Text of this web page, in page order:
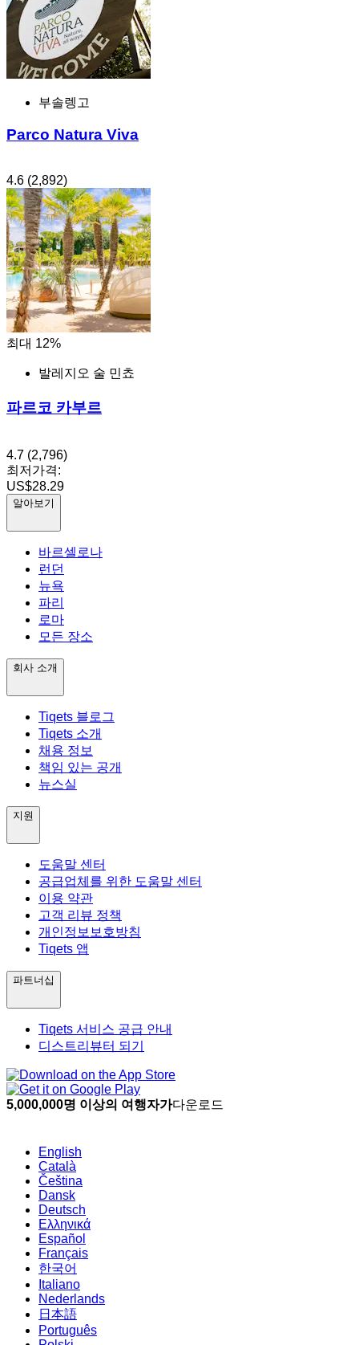
부솔렝고
Parco Natura Viva
4.6 (2,892)
최대 12%
발레지오 술 민쵸
파르코 카부르
4.7 (2,796)
최저가격:
US$28.29
알아보기
바르셀로나
런던
뉴욕
파리
로마
모든 장소
회사 소개
Tiqets 블로그
Tiqets 소개
채용 정보
책임 있는 공개
뉴스실
지원
도움말 센터
공급업체를 위한 도움말 센터
이용 약관
고객 리뷰 정책
개인정보보호방침
Tiqets 앱
파트너십
Tiqets 서비스 공급 안내
디스트리뷰터 되기
5,000,000명 이상의 여행자가다운로드
English
Català
Čeština
Dansk
Deutsch
Ελληνικά
Español
Français
한국어
Italiano
Nederlands
日本語
Português